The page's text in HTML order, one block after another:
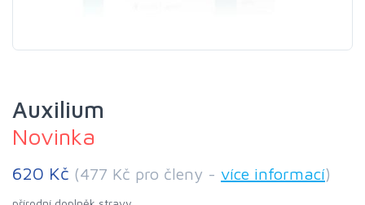
Auxilium
Novinka
620 Kč (477 Kč pro členy - více informací)